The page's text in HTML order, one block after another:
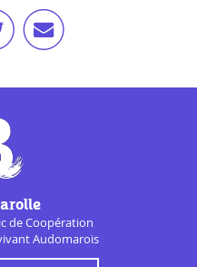
deCoopération
Audomarois